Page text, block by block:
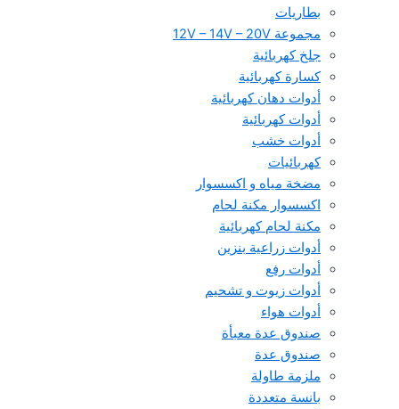
بطاريات
مجموعة 12V – 14V – 20V
جلخ كهربائية
كسارة كهربائية
أدوات دهان كهربائية
أدوات كهربائية
أدوات خشب
كهربائيات
مضخة مياه و اكسسوار
اكسسوار مكنة لحام
مكنة لحام كهربائية
أدوات زراعية بنزين
أدوات رفع
أدوات زيوت و تشحيم
أدوات هواء
صندوق عدة معبأة
صندوق عدة
ملزمة طاولة
بانسة متعددة